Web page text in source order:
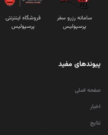
سامانه رزرو سفر
پرسپولیس
فروشگاه اینترنتی
پرسپولیس
پیوندهای مفید
صفحه اصلی
اخبار
نتایج